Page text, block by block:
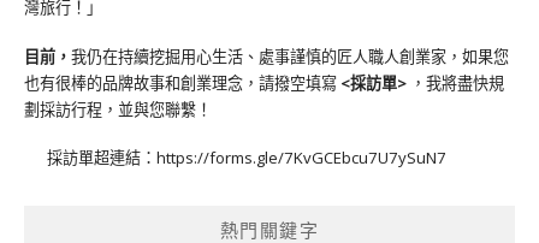
灣旅行！」
目前， 我仍在持續挖掘用心生活、處事謹慎的匠人職人創業家，如果您
也有很棒的品牌故事和創業理念，請撥空填寫 <採訪單> ，我將盡快規
劃採訪行程，並與您聯繫！
採訪單超連結： https://forms.gle/7KvGCEbcu7U7ySuN7
熱門關鍵字